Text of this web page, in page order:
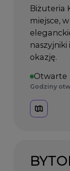
Biżuteria
miejsce,
okazję.
Otwarte
Godziny